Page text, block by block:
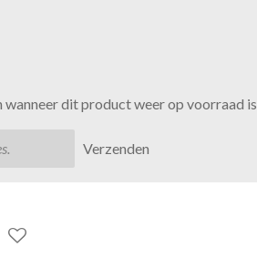
wanneer dit product weer op voorraad is.
Verzenden